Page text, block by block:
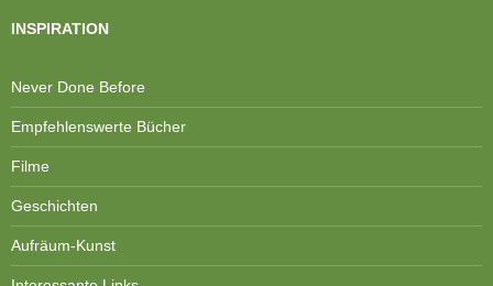
INSPIRATION
Never Done Before
Empfehlenswerte Bücher
Filme
Geschichten
Aufräum-Kunst